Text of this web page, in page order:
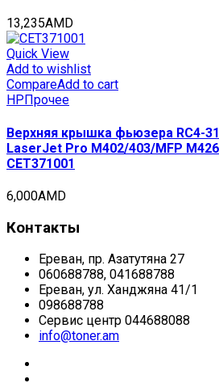
13,235AMD
Quick View
Add to wishlist
CompareAdd to cart
HP Прочее
Верхняя крышка фьюзера RC4-
LaserJet Pro M402/403/MFP
CET371001
6,000AMD
Контакты
Ереван, пр. Азатутяна 27
060688788, 041688788
Ереван, ул. Ханджяна 41/1
098688788
Сервис центр 044688088
info@toner.am